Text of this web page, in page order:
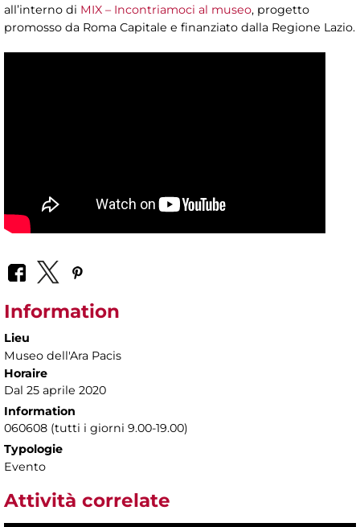
all’interno di MIX – Incontriamoci al museo, progetto
promosso da Roma Capitale e finanziato dalla Regione Lazio.
Information
Lieu
Museo dell'Ara Pacis
Horaire
Dal 25 aprile 2020
Information
060608 (tutti i giorni 9.00-19.00)
Typologie
Evento
Attività correlate